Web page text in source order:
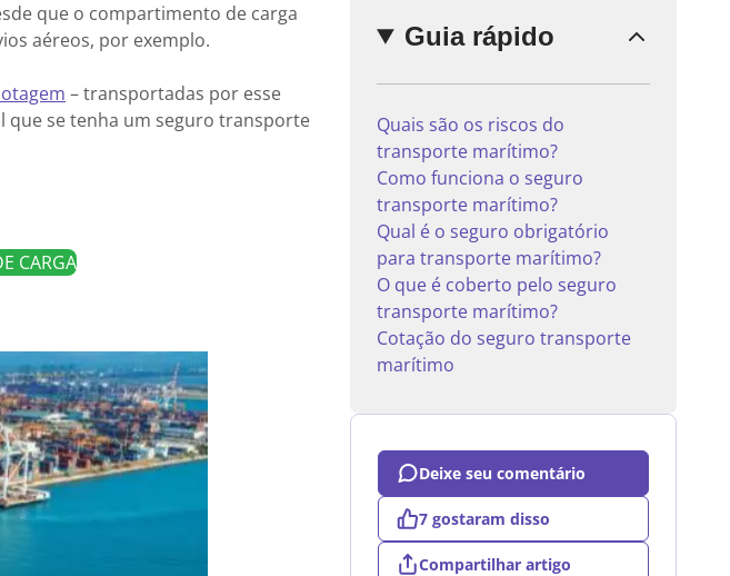
que o compartimento de carga
aéreos, por exemplo.
– transportadas por esse
que se tenha um seguro transporte
CARGA
Guia rápido
Quais são os riscos do
transporte marítimo?
Como funciona o seguro
transporte marítimo?
Qual é o seguro obrigatório
para transporte marítimo?
O que é coberto pelo seguro
transporte marítimo?
Cotação do seguro transporte
marítimo
Deixe seu comentário
7 gostaram disso
Compartilhar artigo